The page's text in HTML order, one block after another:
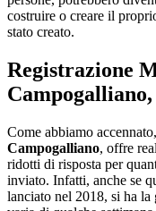
costruire o creare il
stato creato.
Registrazione
Campogalliano
Come abbiamo
Campogalliano, offre
ridotti di risposta per
inviato. Infatti, anche se
lanciato nel 2018, si ha la